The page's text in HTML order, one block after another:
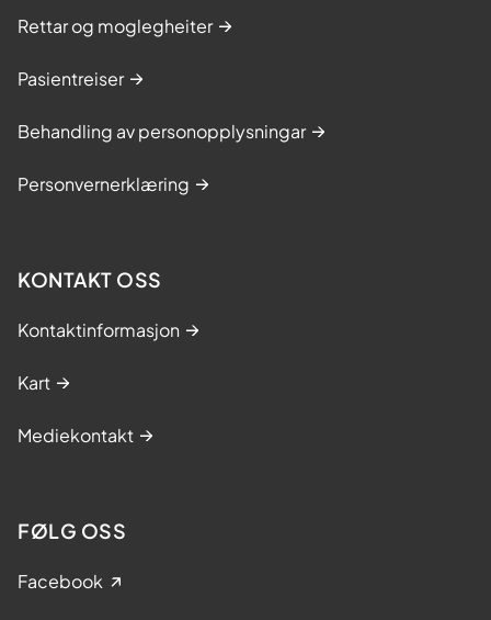
Rettar og moglegheiter
Pasientreiser
Behandling av personopplysningar
Personvernerklæring
KONTAKT OSS
Kontaktinformasjon
Kart
Mediekontakt
FØLG OSS
Facebook